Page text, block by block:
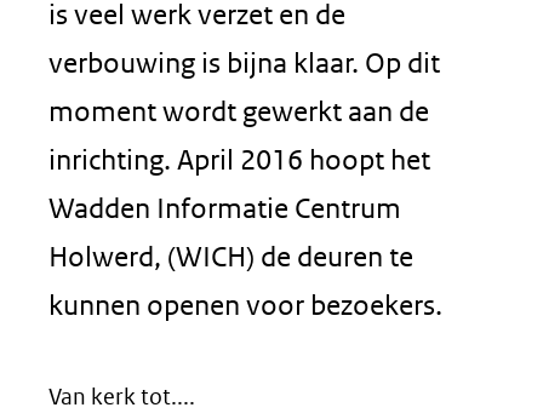
is veel werk verzet en de
verbouwing is bijna klaar. Op dit
moment wordt gewerkt aan de
inrichting. April 2016 hoopt het
Wadden Informatie Centrum
Holwerd, (WICH) de deuren te
kunnen openen voor bezoekers.
Van kerk tot....